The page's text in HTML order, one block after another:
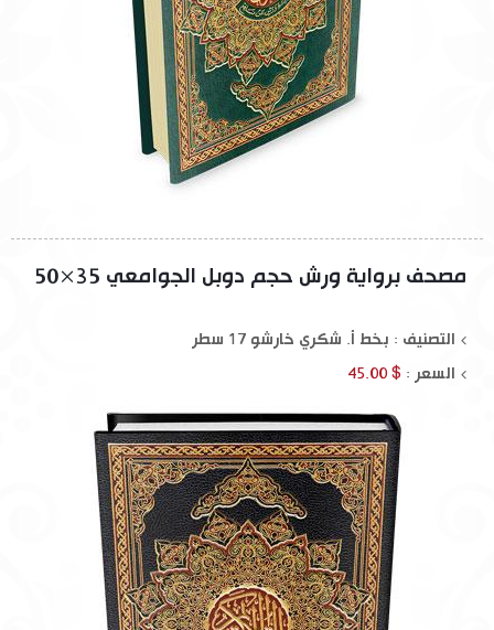
مصحف برواية ورش حجم دوبل الجوامعي 35×50
التصنيف : بخط أ. شكري خارشو 17 سطر
السعر : $ 45.00